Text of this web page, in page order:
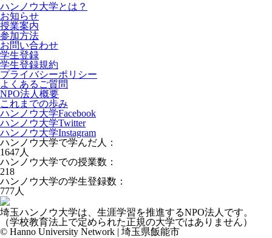
ハンノウ大学とは？
お知らせ
授業案内
参加方法
お問い合わせ
学生登録
学生登録規約
プライバシーポリシー
よくあるご質問
NPO法人概要
これまでの歩み
ハンノウ大学Facebook
ハンノウ大学Twitter
ハンノウ大学Instagram
ハンノウ大学で学んだ人：
1647人
ハンノウ大学での授業数：
218
ハンノウ大学の学生登録数：
777人
埼玉ハンノウ大学は、生涯学習を推進するNPO法人です。
（学校教育法上で定められた正規の大学ではありません）
© Hanno University Network | 埼玉県飯能市